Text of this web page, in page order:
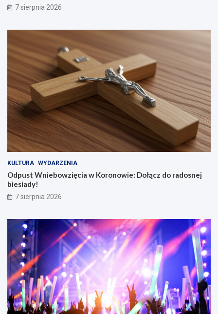
7 sierpnia 2026
KULTURA WYDARZENIA
Odpust Wniebowzięcia w Koronowie: Dołącz do radosnej
biesiady!
7 sierpnia 2026